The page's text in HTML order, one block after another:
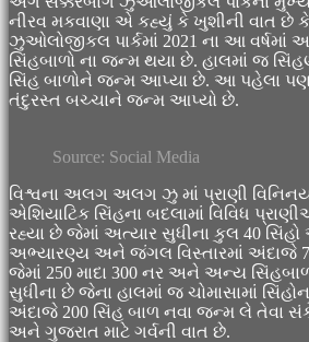
નીરવ મકવાણા એ કહ્યું કે ખુશીની વાત છે
ઝુઓલોજીકલ પાર્કમાં 2021 ના આ વર્ષમાં
સિંહબાળો ના જન્મ થયા છે. હાલમાં જ
સિંહ બાળોને જન્મ આપ્યા છે. આ પહેલા
તંદુરસ્ત બચ્ચાને જન્મ આપ્યો છે.
Social Media
વિશ્વના અલગ અલગ ઝુ માં પ્રાણી
એશિયાટિક સિંહના બદલામાં વિવિધ
રહ્યા છે જેમાં અત્યાર સુધીના કુલ 40
અભ્યારણ્ય અને જંગલ વિસ્તારમાં અંદાજે
જેમાં 250 માદા 300 નર અને અન્ય
સુધીના છે જેના હાલમાં જ ચોમાસામાં
અંદાજે 200 સિંહ બાળ નવા જન્મ લે તેવા
અને ગુજરાત માટે ગર્વની વાત છે.